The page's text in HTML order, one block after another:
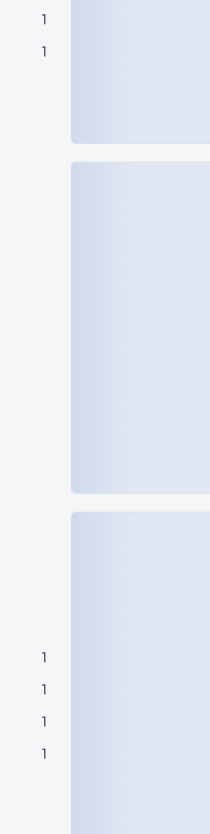
1
1
1
1
1
1